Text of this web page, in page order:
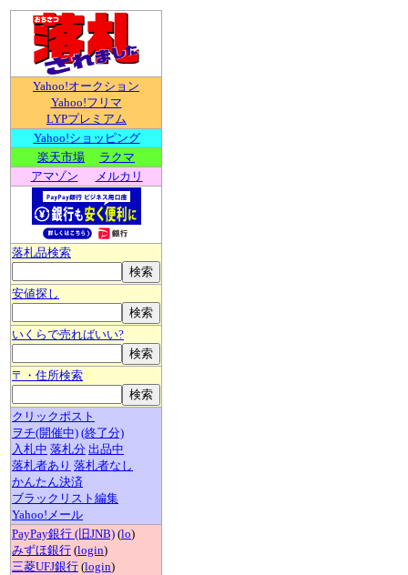
Yahoo!オークション
Yahoo!フリマ
LYPプレミアム
Yahoo!ショッピング
楽天市場
ラクマ
アマゾン
メルカリ
落札品検索
安値探し
いくらで売ればいい?
〒・住所検索
クリックポスト
ヲチ(開催中) (終了分)
入札中 落札分 出品中
落札者あり 落札者なし
かんたん決済
ブラックリスト編集
Yahoo!メール
PayPay銀行 (旧JNB) (lo)
みずほ銀行 (login)
三菱UFJ銀行 (login)